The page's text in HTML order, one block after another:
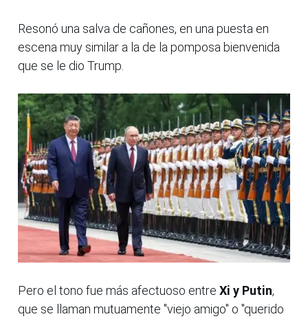
Resonó una salva de cañones, en una puesta en
escena muy similar a la de la pomposa bienvenida
que se le dio Trump.
Pero el tono fue más afectuoso entre Xi y Putin,
que se llaman mutuamente "viejo amigo" o "querido